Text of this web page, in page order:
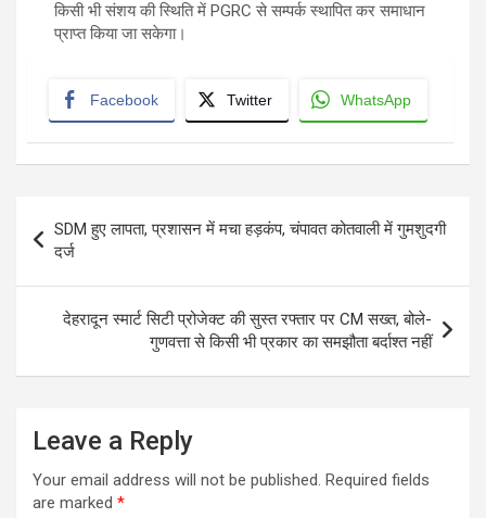
किसी भी संशय की स्थिति में PGRC से सम्पर्क स्थापित कर समाधान
प्राप्त किया जा सकेगा।
Facebook Twitter WhatsApp
navigation
SDM हुए लापता, प्रशासन में मचा हड़कंप, चंपावत कोतवाली में गुमशुदगी
दर्ज
देहरादून स्मार्ट सिटी प्रोजेक्ट की सुस्त रफ्तार पर CM सख्त, बोले-
गुणवत्ता से किसी भी प्रकार का समझौता बर्दाश्त नहीं
Leave a Reply
Your email address will not be published. Required fields
are marked *